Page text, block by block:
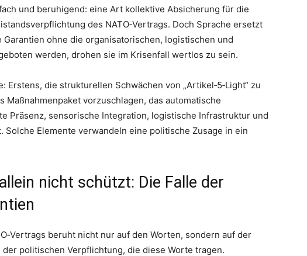
und beruhigend: eine Art kollektive Absicherung für die
des NATO‑Vertrags. Doch Sprache ersetzt
ohne die organisatorischen, logistischen und
werden, drohen sie im Krisenfall wertlos zu sein.
die strukturellen Schwächen von „Artikel‑5‑Light“ zu
vorzuschlagen, das automatische
Präsenz, sensorische Integration, logistische Infrastruktur und
Solche Elemente verwandeln eine politische Zusage in ein
nicht schützt: Die Falle der
beruht nicht nur auf den Worten, sondern auf der
politischen Verpflichtung, die diese Worte tragen.